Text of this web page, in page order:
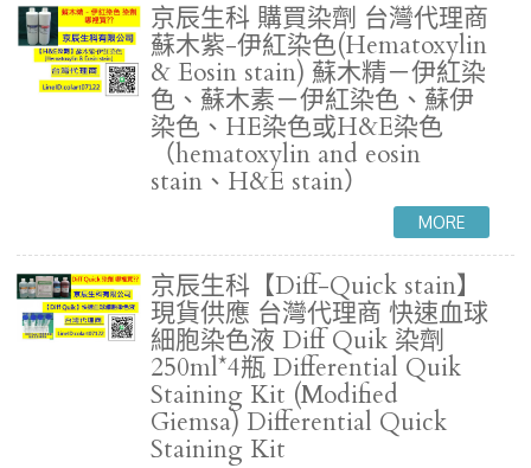
京辰生科 購買染劑 台灣代理商
蘇木紫-伊紅染色(Hematoxylin
& Eosin stain) 蘇木精－伊紅染
色、蘇木素－伊紅染色、蘇伊
染色、HE染色或H&E染色
（hematoxylin and eosin
stain、H&E stain）
京辰生科【Diff-Quick stain】
現貨供應 台灣代理商 快速血球
細胞染色液 Diff Quik 染劑
250ml*4瓶 Differential Quik
Staining Kit (Modified
Giemsa) Differential Quick
Staining Kit